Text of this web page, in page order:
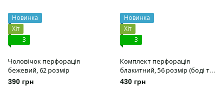
Новинка
Хіт
3
Чоловічок перфорація
бежевий, 62 розмір
390 грн
Новинка
Хіт
3
Комплект перфорація
блакитний, 56 розмір (боді та
повзунки)
430 грн